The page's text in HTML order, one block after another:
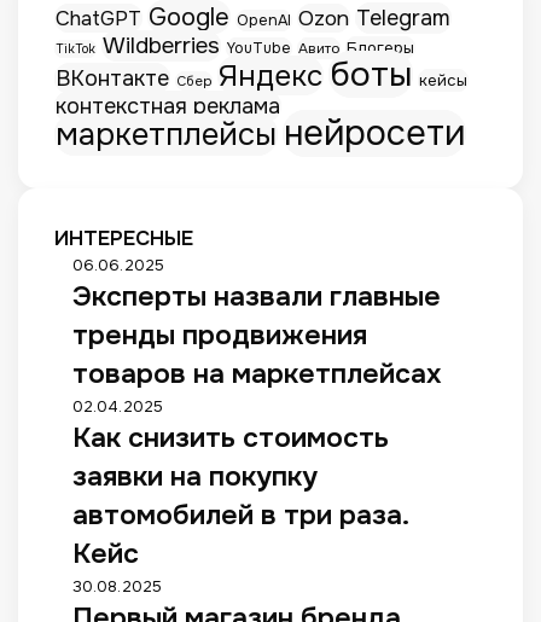
ChatGPT Google OpenAI Ozon Telegram
TikTok Wildberries YouTube Авито Блогеры
ВКонтакте Сбер Яндекс боты кейсы
контекстная реклама
маркетплейсы нейросети
ИНТЕРЕСНЫЕ
Э
к
п
е
т
ы
н
з
в
а
л
06.06.2025
Эксперты назвали главные
тренды продвижения
товаров на маркетплейсах
К
а
с
н
з
и
т
02.04.2025
Как снизить стоимость
заявки на покупку
автомобилей в три раза.
Кейс
П
е
30.08.2025